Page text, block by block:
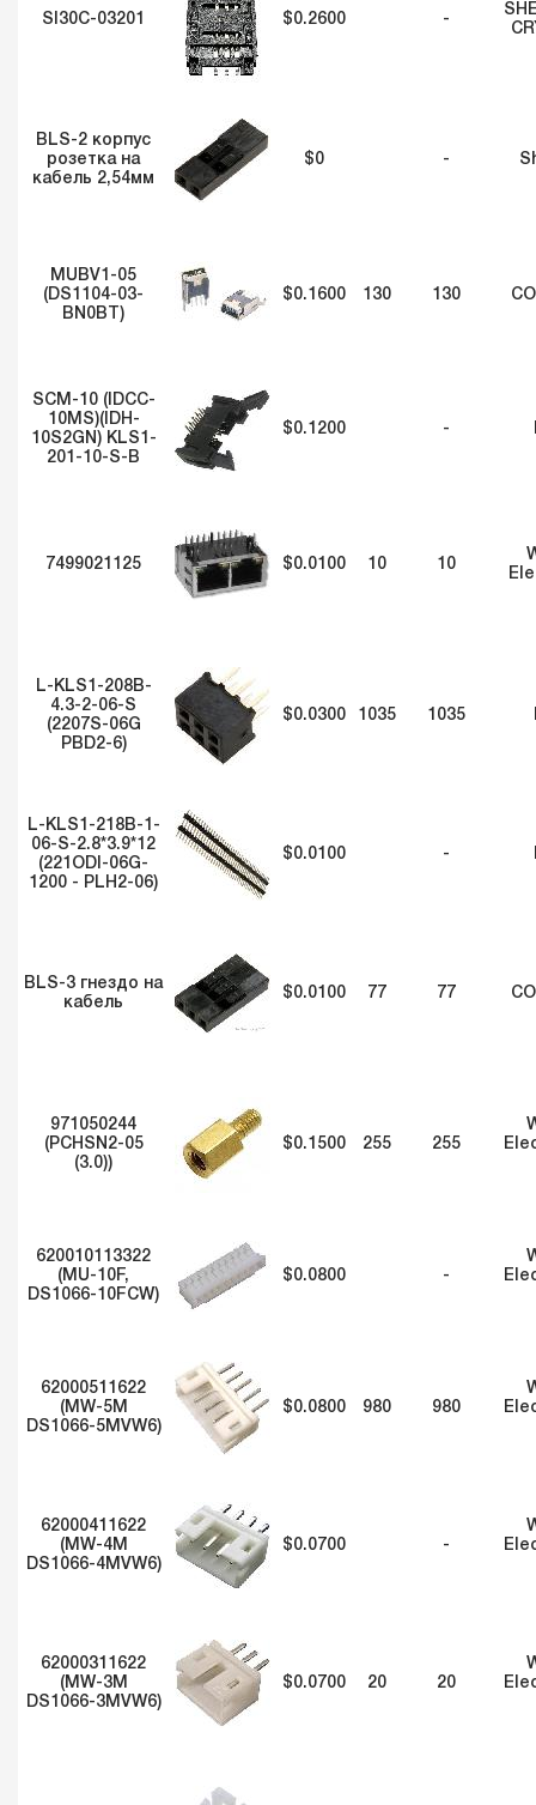
SI30C-03201 $0.2600 -
BLS-2 корпус
розетка на
кабель 2,54мм
$0 -
MUBV1-05
(DS1104-03-
BN0BT)
$0.1600 130 130
SCM-10 (IDCC-
10MS)(IDH-
10S2GN) KLS1-
201-10-S-B
$0.1200 -
7499021125 $0.0100 10 10
L-KLS1-208B-
4.3-2-06-S
(2207S-06G
PBD2-6)
$0.0300 1035 1035
L-KLS1-218B-1-
06-S-2.8*3.9*12
(221ODI-06G-
1200 - PLH2-06)
$0.0100 -
BLS-3 гнездо на
кабель
$0.0100 77 77
971050244
(PCHSN2-05
(3.0))
$0.1500 255 255
620010113322
(MU-10F,
DS1066-10FCW)
$0.0800 -
62000511622
(MW-5M
DS1066-5MVW6)
$0.0800 980 980
62000411622
(MW-4M
DS1066-4MVW6)
$0.0700 -
62000311622
(MW-3M
DS1066-3MVW6)
$0.0700 20 20